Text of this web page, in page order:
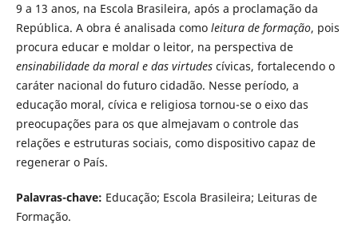
9 a 13 anos, na Escola Brasileira, após a proclamação da
República. A obra é analisada como leitura de formação, pois
procura educar e moldar o leitor, na perspectiva de
ensinabilidade da moral e das virtudescívicas, fortalecendo o
caráter nacional do futuro cidadão. Nesse período, a
educação moral, cívica e religiosa tornou-se o eixo das
preocupações para os que almejavam o controle das
relações e estruturas sociais, como dispositivo capaz de
regenerar o País.
Palavras-chave: Educação; Escola Brasileira; Leituras de
Formação.